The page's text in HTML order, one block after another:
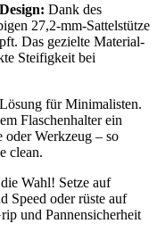
Dank des
27,2-mm-Sattelstütze
Das gezielte Material-
Steifigkeit bei
für Minimalisten.
Flaschenhalter ein
oder Werkzeug – so
clean.
Wahl! Setze auf
Speed oder rüste auf
und Pannensicherheit